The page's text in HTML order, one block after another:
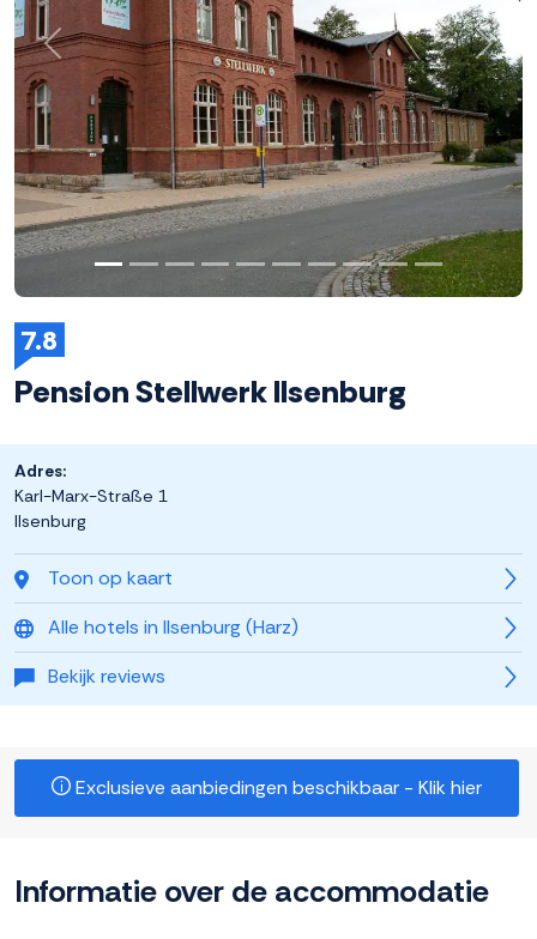
7.8
Pension Stellwerk Ilsenburg
Toon op kaart
Alle hotels in Ilsenburg (Harz)
Bekijk reviews
Adres:
Karl-Marx-Straße 1
Ilsenburg
Exclusieve aanbiedingen beschikbaar - Klik hier
Informatie over de accommodatie